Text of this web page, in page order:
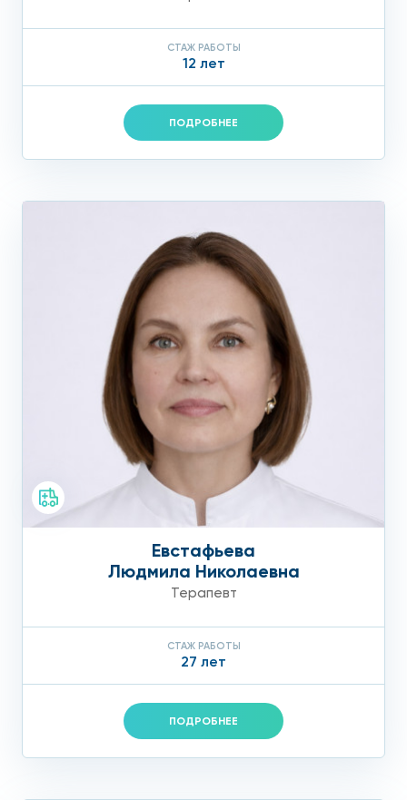
СТАЖ РАБОТЫ
12 лет
ПОДРОБНЕЕ
Евстафьева
Людмила Николаевна
Терапевт
СТАЖ РАБОТЫ
27 лет
ПОДРОБНЕЕ